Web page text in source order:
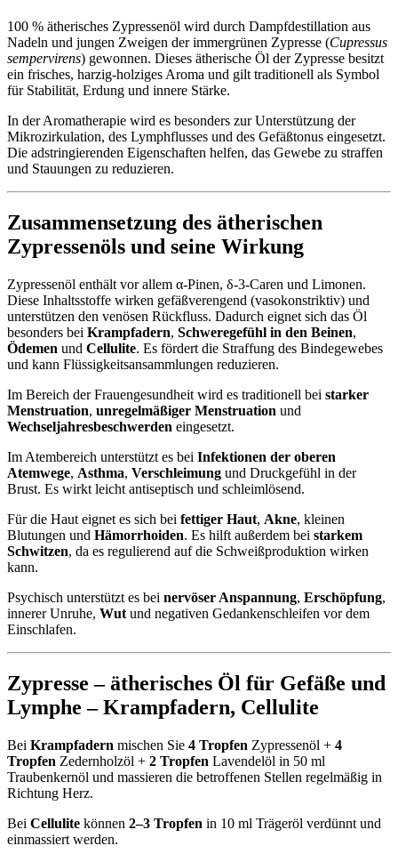
100 % ätherisches Zypressenöl wird durch Dampfdestillation aus
Nadeln und jungen Zweigen der immergrünen Zypresse (Cupressus
sempervirens) gewonnen. Dieses ätherische Öl der Zypresse besitzt
ein frisches, harzig-holziges Aroma und gilt traditionell als Symbol
für Stabilität, Erdung und innere Stärke.
In der Aromatherapie wird es besonders zur Unterstützung der
Mikrozirkulation, des Lymphflusses und des Gefäßtonus eingesetzt.
Die adstringierenden Eigenschaften helfen, das Gewebe zu straffen
und Stauungen zu reduzieren.
Zusammensetzung des ätherischen
Zypressenöls und seine Wirkung
Zypressenöl enthält vor allem α-Pinen, δ-3-Caren und Limonen.
Diese Inhaltsstoffe wirken gefäßverengend (vasokonstriktiv) und
unterstützen den venösen Rückfluss. Dadurch eignet sich das Öl
besonders bei Krampfadern, Schweregefühl in den Beinen,
Ödemen und Cellulite. Es fördert die Straffung des Bindegewebes
und kann Flüssigkeitsansammlungen reduzieren.
Im Bereich der Frauengesundheit wird es traditionell bei starker
Menstruation, unregelmäßiger Menstruation und
Wechseljahresbeschwerden eingesetzt.
Im Atembereich unterstützt es bei Infektionen der oberen
Atemwege, Asthma, Verschleimung und Druckgefühl in der
Brust. Es wirkt leicht antiseptisch und schleimlösend.
Für die Haut eignet es sich bei fettiger Haut, Akne, kleinen
Blutungen und Hämorrhoiden. Es hilft außerdem bei starkem
Schwitzen, da es regulierend auf die Schweißproduktion wirken
kann.
Psychisch unterstützt es bei nervöser Anspannung, Erschöpfung,
innerer Unruhe, Wut und negativen Gedankenschleifen vor dem
Einschlafen.
Zypresse – ätherisches Öl für Gefäße und
Lymphe –Krampfadern, Cellulite
Bei Krampfadern mischen Sie 4 Tropfen Zypressenöl + 4
Tropfen Zedernholzöl + 2 Tropfen Lavendelöl in 50 ml
Traubenkernöl und massieren die betroffenen Stellen regelmäßig in
Richtung Herz.
Bei Cellulite können 2–3 Tropfen in 10 ml Trägeröl verdünnt und
einmassiert werden.